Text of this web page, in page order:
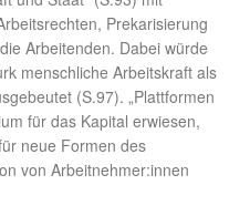
Prekarisierung
Arbeitenden. Dabei würde
menschliche Arbeitskraft als
(S.97). „Plattformen
für das Kapital erwiesen,
neue Formen des
von Arbeitnehmer:innen